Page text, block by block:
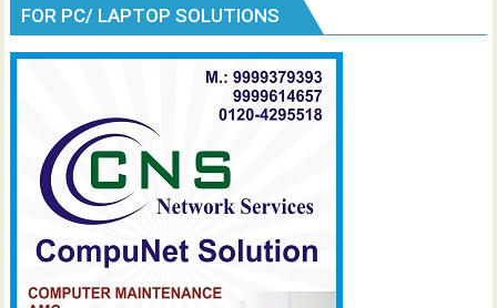
FOR PC/ LAPTOP SOLUTIONS